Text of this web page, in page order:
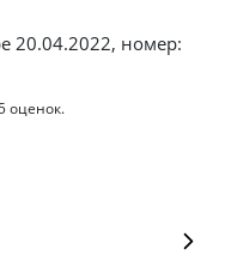
20.04.2022, номер:
оценок.